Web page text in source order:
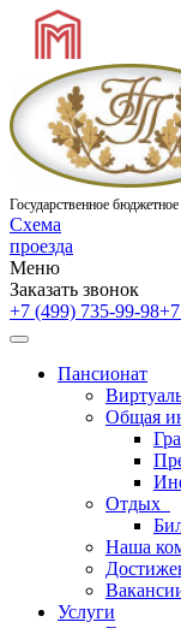
Государственное
Схема
проезда
Меню
Заказать звонок
+7 (499) 735-99-98
Пансионат
Общая
Отдых
Наша
Услуги